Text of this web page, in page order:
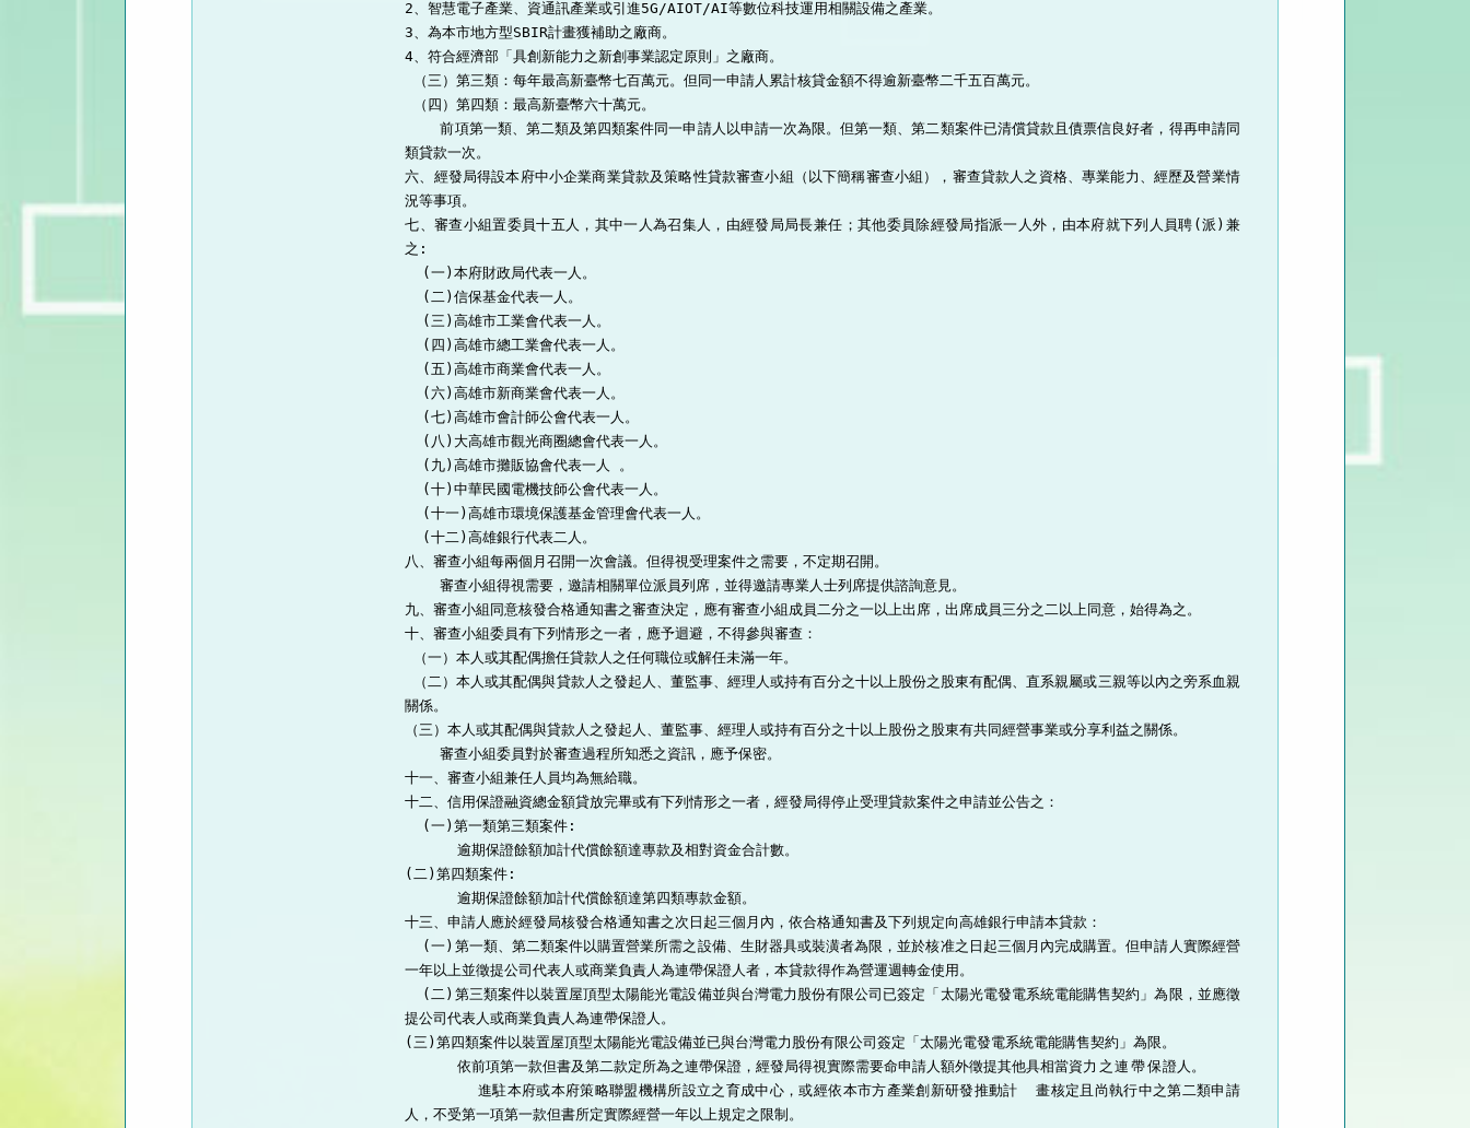
2、智慧電子產業、資通訊產業或引進5G/AIOT/AI等數位科技運用相關設備之產業。
3、為本市地方型SBIR計畫獲補助之廠商。
4、符合經濟部「具創新能力之新創事業認定原則」之廠商。
（三）第三類：每年最高新臺幣七百萬元。但同一申請人累計核貸金額不得逾新臺幣二千五百萬元。
（四）第四類：最高新臺幣六十萬元。
前項第一類、第二類及第四類案件同一申請人以申請一次為限。但第一類、第二類案件已清償貸款且債票信良好者，得再申請同
類貸款一次。
六、經發局得設本府中小企業商業貸款及策略性貸款審查小組（以下簡稱審查小組），審查貸款人之資格、專業能力、經歷及營業情
況等事項。
七、審查小組置委員十五人，其中一人為召集人，由經發局局長兼任；其他委員除經發局指派一人外，由本府就下列人員聘(派)兼
之:
(一)本府財政局代表一人。
(二)信保基金代表一人。
(三)高雄市工業會代表一人。
(四)高雄市總工業會代表一人。
(五)高雄市商業會代表一人。
(六)高雄市新商業會代表一人。
(七)高雄市會計師公會代表一人。
(八)大高雄市觀光商圈總會代表一人。
(九)高雄市攤販協會代表一人 。
(十)中華民國電機技師公會代表一人。
(十一)高雄市環境保護基金管理會代表一人。
(十二)高雄銀行代表二人。
八、審查小組每兩個月召開一次會議。但得視受理案件之需要，不定期召開。
審查小組得視需要，邀請相關單位派員列席，並得邀請專業人士列席提供諮詢意見。
九、審查小組同意核發合格通知書之審查決定，應有審查小組成員二分之一以上出席，出席成員三分之二以上同意，始得為之。
十、審查小組委員有下列情形之一者，應予迴避，不得參與審查：
（一）本人或其配偶擔任貸款人之任何職位或解任未滿一年。
（二）本人或其配偶與貸款人之發起人、董監事、經理人或持有百分之十以上股份之股東有配偶、直系親屬或三親等以內之旁系血親
關係。
（三）本人或其配偶與貸款人之發起人、董監事、經理人或持有百分之十以上股份之股東有共同經營事業或分享利益之關係。
審查小組委員對於審查過程所知悉之資訊，應予保密。
十一、審查小組兼任人員均為無給職。
十二、信用保證融資總金額貸放完畢或有下列情形之一者，經發局得停止受理貸款案件之申請並公告之：
(一)第一類第三類案件:
逾期保證餘額加計代償餘額達專款及相對資金合計數。
(二)第四類案件:
逾期保證餘額加計代償餘額達第四類專款金額。
十三、申請人應於經發局核發合格通知書之次日起三個月內，依合格通知書及下列規定向高雄銀行申請本貸款：
(一)第一類、第二類案件以購置營業所需之設備、生財器具或裝潢者為限，並於核准之日起三個月內完成購置。但申請人實際經營
一年以上並徵提公司代表人或商業負責人為連帶保證人者，本貸款得作為營運週轉金使用。
(二)第三類案件以裝置屋頂型太陽能光電設備並與台灣電力股份有限公司已簽定「太陽光電發電系統電能購售契約」為限，並應徵
提公司代表人或商業負責人為連帶保證人。
(三)第四類案件以裝置屋頂型太陽能光電設備並已與台灣電力股份有限公司簽定「太陽光電發電系統電能購售契約」為限。
依前項第一款但書及第二款定所為之連帶保證，經發局得視實際需要命申請人額外徵提其他具相當資力之連帶保證人。
進駐本府或本府策略聯盟機構所設立之育成中心，或經依本市方產業創新研發推動計  畫核定且尚執行中之第二類申請
人，不受第一項第一款但書所定實際經營一年以上規定之限制。